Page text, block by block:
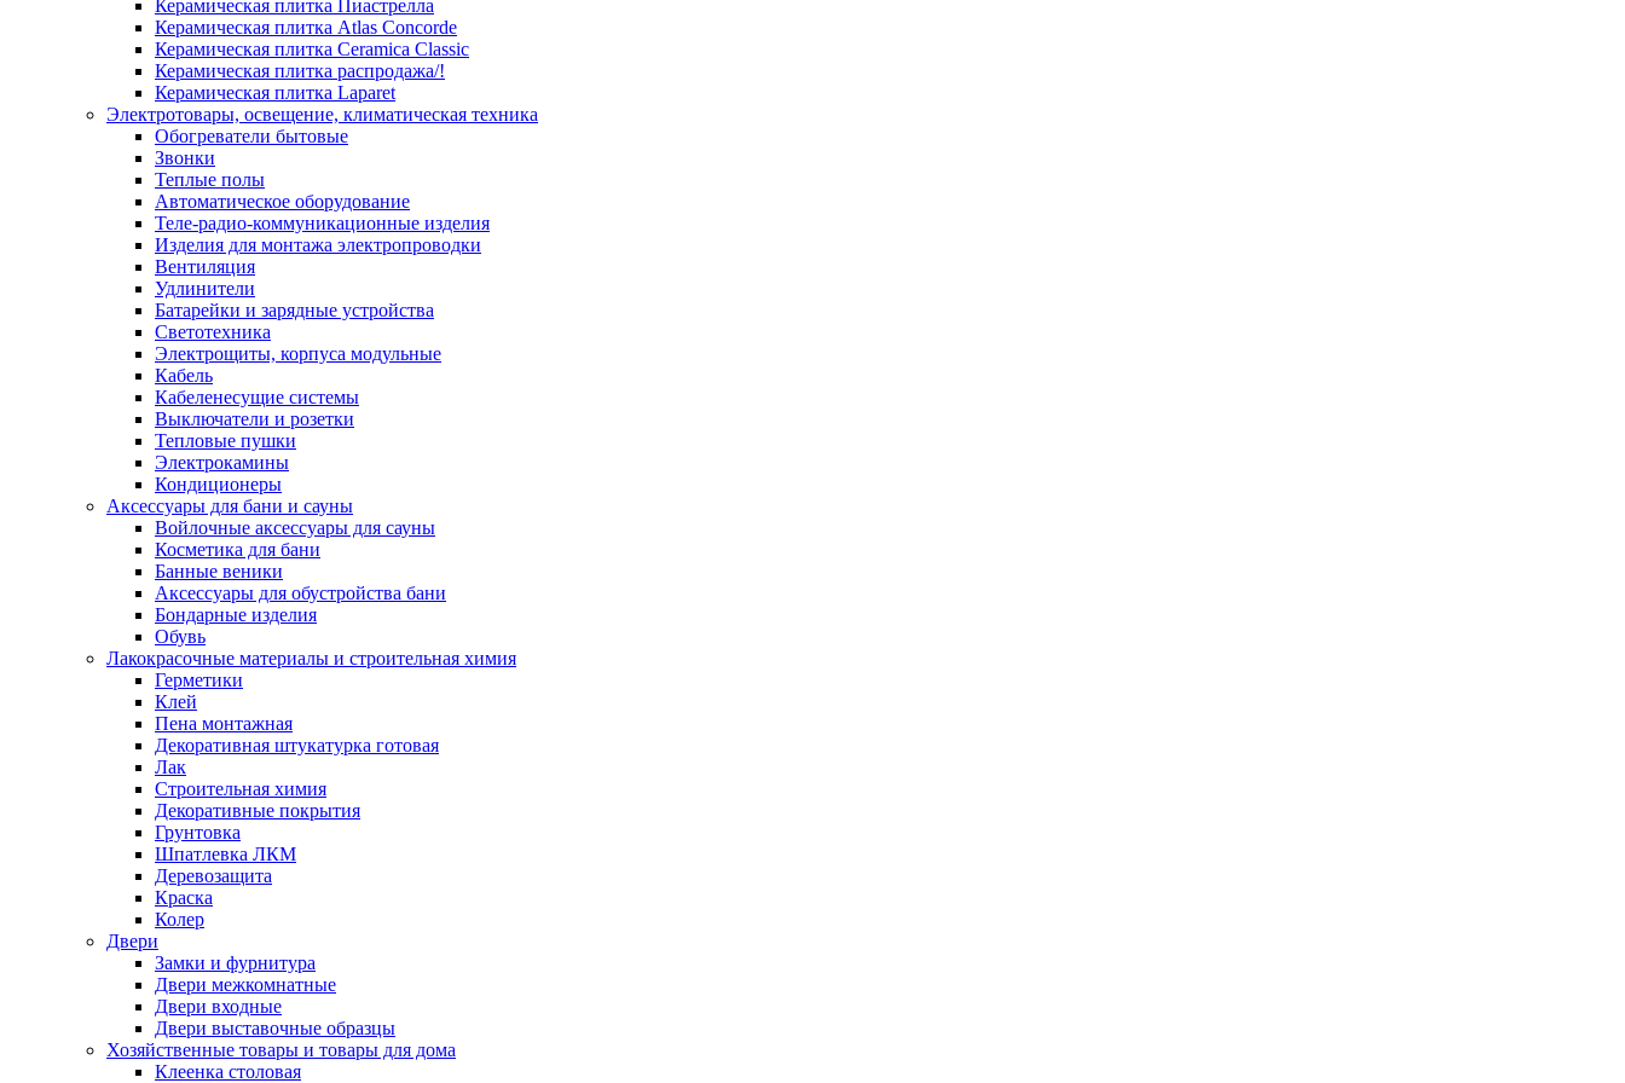
Керамическая плитка Пиастрелла
Керамическая плитка Atlas Concorde
Керамическая плитка Ceramica Classic
Керамическая плитка распродажа/!
Керамическая плитка Laparet
Электротовары, освещение, климатическая техника
Обогреватели бытовые
Звонки
Теплые полы
Автоматическое оборудование
Теле-радио-коммуникационные изделия
Изделия для монтажа электропроводки
Вентиляция
Удлинители
Батарейки и зарядные устройства
Светотехника
Электрощиты, корпуса модульные
Кабель
Кабеленесущие системы
Выключатели и розетки
Тепловые пушки
Электрокамины
Кондиционеры
Аксессуары для бани и сауны
Войлочные аксессуары для сауны
Косметика для бани
Банные веники
Аксессуары для обустройства бани
Бондарные изделия
Обувь
Лакокрасочные материалы и строительная химия
Герметики
Клей
Пена монтажная
Декоративная штукатурка готовая
Лак
Строительная химия
Декоративные покрытия
Грунтовка
Шпатлевка ЛКМ
Деревозащита
Краска
Колер
Двери
Замки и фурнитура
Двери межкомнатные
Двери входные
Двери выставочные образцы
Хозяйственные товары и товары для дома
Клеенка столовая